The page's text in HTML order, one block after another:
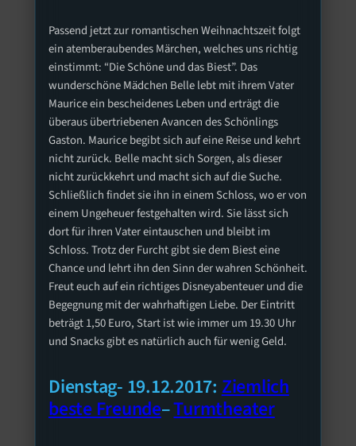
Passend jetzt zur romantischen Weihnachtszeit folgt
ein atemberaubendes Märchen, welches uns richtig
einstimmt: “Die Schöne und das Biest”. Das
wunderschöne Mädchen Belle lebt mit ihrem Vater
Maurice ein bescheidenes Leben und erträgt die
überaus übertriebenen Avancen des Schönlings
Gaston. Maurice begibt sich auf eine Reise und kehrt
nicht zurück. Belle macht sich Sorgen, als dieser
nicht zurückkehrt und macht sich auf die Suche.
Schließlich findet sie ihn in einem Schloss, wo er von
einem Ungeheuer festgehalten wird. Sie lässt sich
dort für ihren Vater eintauschen und bleibt im
Schloss. Trotz der Furcht gibt sie dem Biest eine
Chance und lehrt ihn den Sinn der wahren Schönheit.
Freut euch auf ein richtiges Disneyabenteuer und die
Begegnung mit der wahrhaftigen Liebe. Der Eintritt
beträgt 1,50 Euro, Start ist wie immer um 19.30 Uhr
und Snacks gibt es natürlich auch für wenig Geld.
Dienstag- 19.12.2017:Ziemlich
beste Freunde–Turmtheater